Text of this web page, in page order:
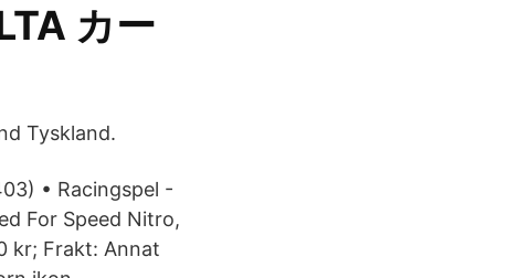
カー
Tyskland.
• Racingspel -
For Speed Nitro,
kr; Frakt: Annat